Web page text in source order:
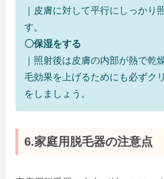
｜皮膚に対して平行にしっかり
す。
〇保湿をする
｜照射後は皮膚の内部が熱で乾
毛効果を上げるためにも必ずク
をしましょう。
6.家庭用脱毛器の注意点